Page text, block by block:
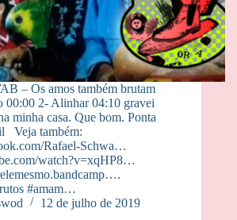
– Os amos também brutam
00:00 2- Alinhar 04:10 gravei
minha casa. Que bom. Ponta
Veja também:
Rafael-Schwa…
watch?v=xqHP8…
#amam…
12 de julho de 2019